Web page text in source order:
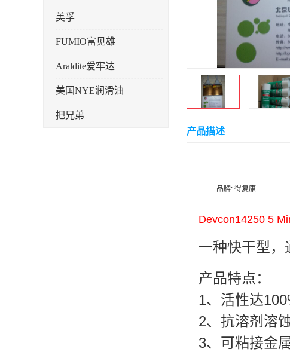
美孚
FUMIO富见雄
Araldite爱牢达
美国NYE润滑油
把兄弟
产品描述
品牌: 得复康
Devcon14250 5
一种快干型，
产品特点：
1、活性达
2、抗溶剂溶
3、可粘接金